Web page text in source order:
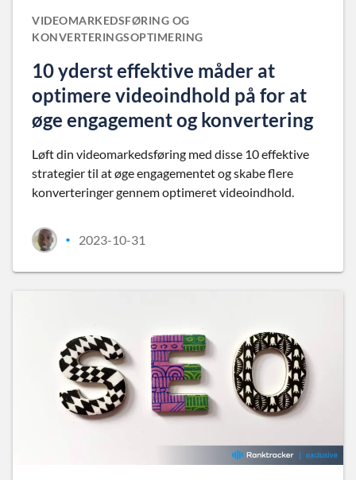
VIDEOMARKEDSFØRING OG
KONVERTERINGSOPTIMERING
10 yderst effektive måder at
optimere videoindhold på for at
øge engagement og konvertering
Løft din videomarkedsføring med disse 10 effektive
strategier til at øge engagementet og skabe flere
konverteringer gennem optimeret videoindhold.
• 2023-10-31